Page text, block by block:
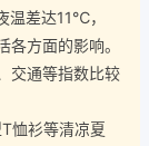
温差达11℃，
方面的影响。
交通等指数比较
恤衫等清凉夏